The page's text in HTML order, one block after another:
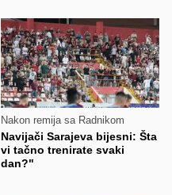
Nakon remija sa Radnikom
Navijači Sarajeva bijesni: Šta
vi tačno trenirate svaki
dan?"